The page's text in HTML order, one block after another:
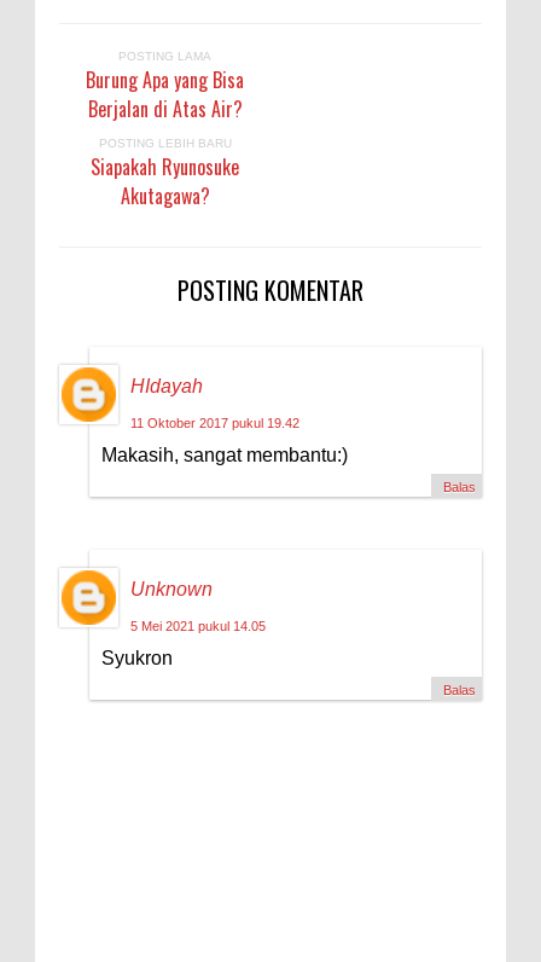
POSTING LAMA
Burung Apa yang Bisa
Berjalan di Atas Air?
POSTING LEBIH BARU
Siapakah Ryunosuke
Akutagawa?
POSTING KOMENTAR
HIdayah
11 Oktober 2017 pukul 19.42
Makasih, sangat membantu:)
Balas
Unknown
5 Mei 2021 pukul 14.05
Syukron
Balas